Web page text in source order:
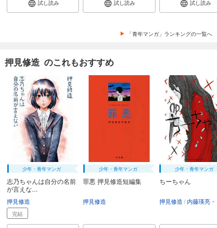
試し読み 試し読み 試し読み
「青年マンガ」ランキングの一覧へ
押見修造 のこれもおすすめ
少年・青年マンガ
志乃ちゃんは自分の名前
が言えな...
押見修造
完結
少年・青年マンガ
罪悪 押見修造短編集
押見修造
少年・青年マンガ
ちーちゃん
押見修造 内藤瑛亮・「毒娘」製作